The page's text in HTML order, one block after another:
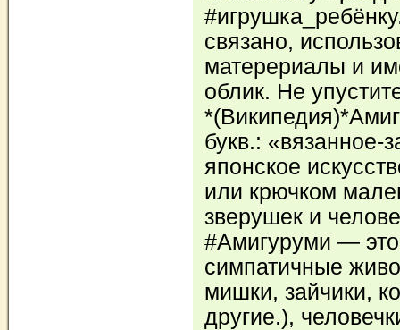
связано,
матерериалы и
облик. Не
букв.: «вязанное-
японское
или крючком
зверушек и
#Амигуруми —
симпатичные
мишки, зайчики,
другие.),